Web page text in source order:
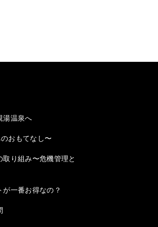
湯温泉へ
おもてなし〜
り組み〜危機管理と
が一番お得なの？